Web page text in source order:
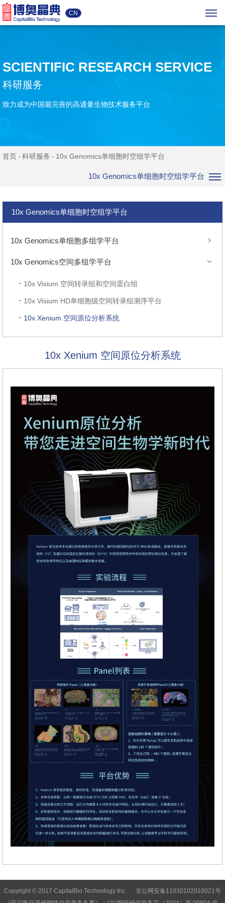
CN
SCIENTIFIC RESEARCH SERVICE
科研服务
致力成为中国最完善的高通量生物技术服务平台
首页 科研服务 10x Genomics单细胞时空组学平台
10x Genomics单细胞时空组学平台
10x Genomics单细胞时空组学平台
10x Genomics单细胞多组学平台
10x Genomics空间多组学平台
10x Visium 空间转录组和空间蛋白组
10x Visium HD单细胞级空间转录组测序平台
10x Xenium 空间原位分析系统
10x Xenium 空间原位分析系统
Copyright © 2017 CapitalBio Technology Inc. 京公网安备11030102010021号